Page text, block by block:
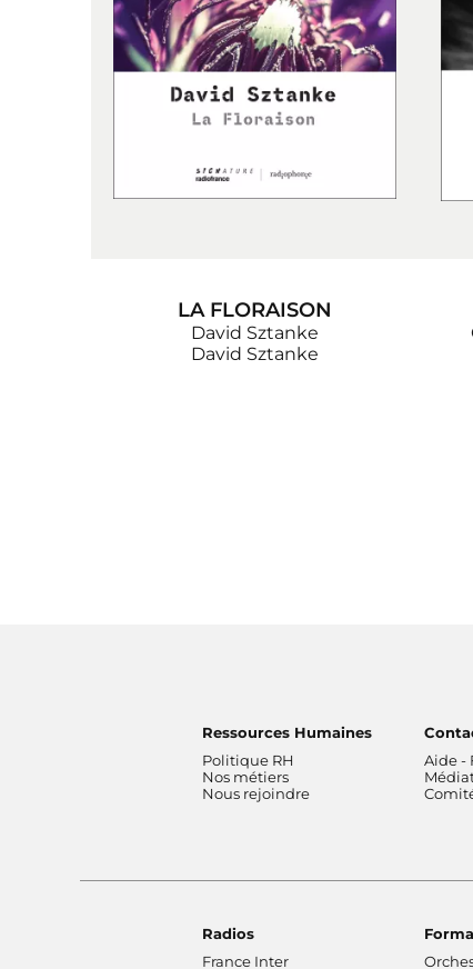
LA FLORAISON
David Sztanke
David Sztanke
Ressources Humaines
Politique RH
Nos métiers
Nous rejoindre
Aide -
Radios
France Inter